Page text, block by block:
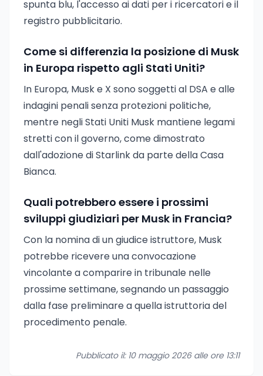
spunta blu, l'accesso ai dati per i ricercatori e il
registro pubblicitario.
Come si differenzia la posizione di Musk
in Europa rispetto agli Stati Uniti?
In Europa, Musk e X sono soggetti al DSA e alle
indagini penali senza protezioni politiche,
mentre negli Stati Uniti Musk mantiene legami
stretti con il governo, come dimostrato
dall'adozione di Starlink da parte della Casa
Bianca.
Quali potrebbero essere i prossimi
sviluppi giudiziari per Musk in Francia?
Con la nomina di un giudice istruttore, Musk
potrebbe ricevere una convocazione
vincolante a comparire in tribunale nelle
prossime settimane, segnando un passaggio
dalla fase preliminare a quella istruttoria del
procedimento penale.
Pubblicato il: 10 maggio 2026 alle ore 13:11